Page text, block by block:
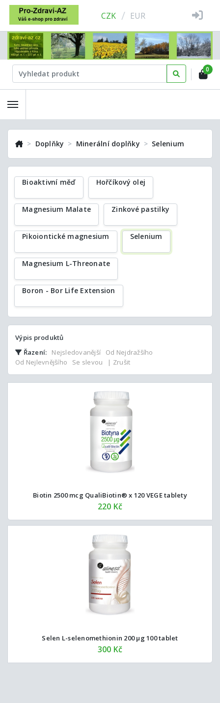
CZK / EUR
0
Doplňky Minerální doplňky Selenium
Bioaktivní měď Hořčíkový olej
Magnesium Malate Zinkové pastilky
Pikoiontické magnesium Selenium
Magnesium L-Threonate
Boron - Bor Life Extension
Výpis produktů
Řazení:
Nejsledovanější
Od Nejdražšího
Od Nejlevnějšího
Se slevou | Zrušit
Biotin 2500 mcg QualiBiotin® x 120 VEGE tablety
220 Kč
Selen L-selenomethionin 200 µg 100 tablet
300 Kč